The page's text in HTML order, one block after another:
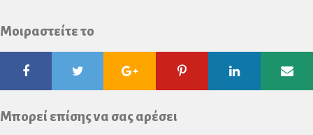
Μοιραστείτε το
FacebookTwitter Google
Plus
Pinterest Linkedin
Μπορεί επίσης να σας αρέσει